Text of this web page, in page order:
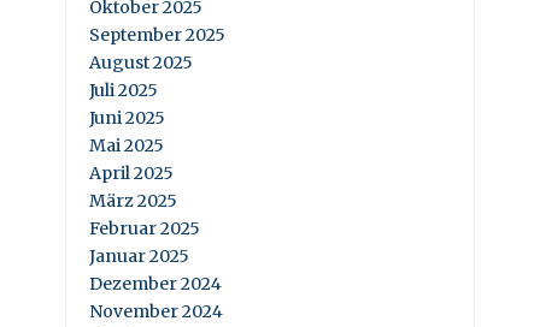
Oktober 2025
September 2025
August 2025
Juli 2025
Juni 2025
Mai 2025
April 2025
März 2025
Februar 2025
Januar 2025
Dezember 2024
November 2024